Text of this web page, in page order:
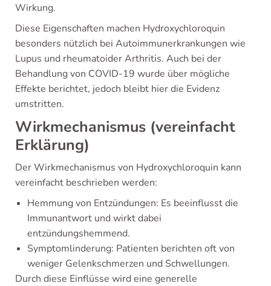
Wirkung.
Diese Eigenschaften machen Hydroxychloroquin
besonders nützlich bei Autoimmunerkrankungen wie
Lupus und rheumatoider Arthritis. Auch bei der
Behandlung von COVID-19 wurde über mögliche
Effekte berichtet, jedoch bleibt hier die Evidenz
umstritten.
Wirkmechanismus (vereinfacht
Erklärung)
Der Wirkmechanismus von Hydroxychloroquin kann
vereinfacht beschrieben werden:
Hemmung von Entzündungen: Es beeinflusst die
Immunantwort und wirkt dabei
entzündungshemmend.
Symptomlinderung: Patienten berichten oft von
weniger Gelenkschmerzen und Schwellungen.
Durch diese Einflüsse wird eine generelle